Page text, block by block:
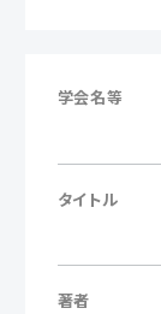
学会名等
タイトル
著者